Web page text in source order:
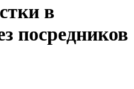
в
посредников